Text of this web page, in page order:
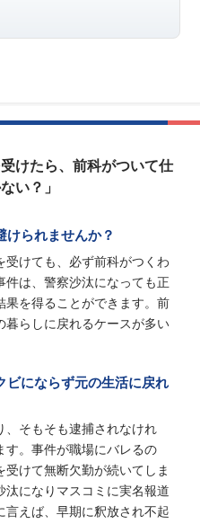
けたら、前科がついて仕
い？」
けられませんか？
受けても、必ず前科がつくわ
件は、警察沙汰になっても正
果を得ることができます。前
暮らしに戻れるケースが多い
ビにならず元の生活に戻れ
、そもそも逮捕されなけれ
す。事件が職場にバレるの
けて無断欠勤が続いてしま
汰になりマスコミに実名報道
言えば、早期に釈放され不起